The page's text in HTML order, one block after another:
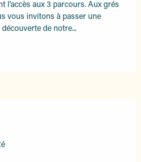
l’accès aux 3 parcours. Aux grés
vous invitons à passer une
de notre...